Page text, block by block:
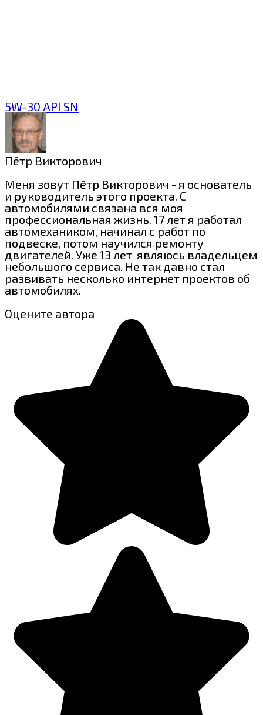
5W-30 API SN
Пётр Викторович
Меня зовут Пётр Викторович - я основатель
и руководитель этого проекта. С
автомобилями связана вся моя
профессиональная жизнь. 17 лет я работал
автомехаником, начинал с работ по
подвеске, потом научился ремонту
двигателей. Уже 13 лет являюсь владельцем
небольшого сервиса. Не так давно стал
развивать несколько интернет проектов об
автомобилях.
Оцените автора